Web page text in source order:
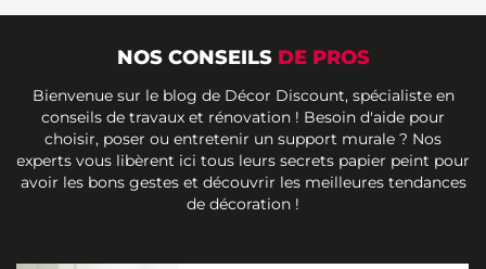
NOS CONSEILS DE PROS
Bienvenue sur le blog de Décor Discount, spécialiste en
conseils de travaux et rénovation ! Besoin d'aide pour
choisir, poser ou entretenir un support murale ? Nos
experts vous libèrent ici tous leurs secrets papier peint pour
avoir les bons gestes et découvrir les meilleures tendances
de décoration !